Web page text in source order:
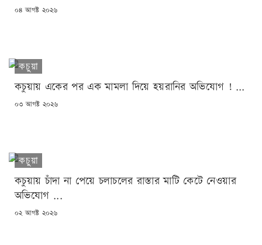
POSTED
০৪ আগষ্ট ২০২৬
কচুয়া
কচুয়ায় একের পর এক মামলা দিয়ে হয়রানির অভিযোগ ! ...
POSTED
০৩ আগষ্ট ২০২৬
কচুয়া
কচুয়ায় চাঁদা না পেয়ে চলাচলের রাস্তার মাটি কেটে নেওয়ার
অভিযোগ ...
POSTED
০২ আগষ্ট ২০২৬